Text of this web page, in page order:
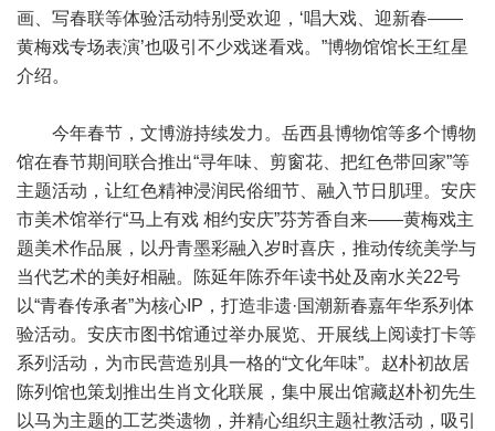
画、写春联等体验活动特别受欢迎，‘唱大戏、迎新春——
黄梅戏专场表演’也吸引不少戏迷看戏。”博物馆馆长王红星
介绍。
今年春节，文博游持续发力。岳西县博物馆等多个博物
馆在春节期间联合推出“寻年味、剪窗花、把红色带回家”等
主题活动，让红色精神浸润民俗细节、融入节日肌理。安庆
市美术馆举行“马上有戏 相约安庆”芬芳香自来——黄梅戏主
题美术作品展，以丹青墨彩融入岁时喜庆，推动传统美学与
当代艺术的美好相融。陈延年陈乔年读书处及南水关22号
以“青春传承者”为核心IP，打造非遗·国潮新春嘉年华系列体
验活动。安庆市图书馆通过举办展览、开展线上阅读打卡等
系列活动，为市民营造别具一格的“文化年味”。赵朴初故居
陈列馆也策划推出生肖文化联展，集中展出馆藏赵朴初先生
以马为主题的工艺类遗物，并精心组织主题社教活动，吸引